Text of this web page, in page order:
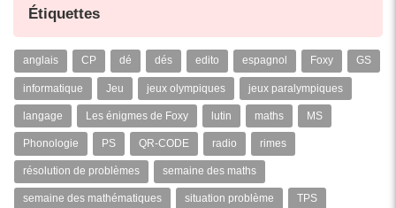
Étiquettes
anglais CP dé dés edito espagnol Foxy GS
informatique Jeu jeux olympiques jeux paralympiques
langage Les énigmes de Foxy lutin maths MS
Phonologie PS QR-CODE radio rimes
résolution de problèmes semaine des maths
semaine des mathématiques situation problème TPS